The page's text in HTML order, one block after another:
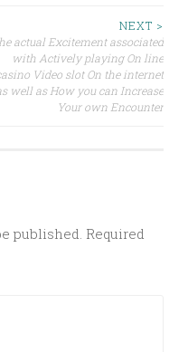
NEXT >
actual Excitement associated
with Actively playing On line
Video slot On the internet
well as How you can Increase
Your own Encounter
published. Required